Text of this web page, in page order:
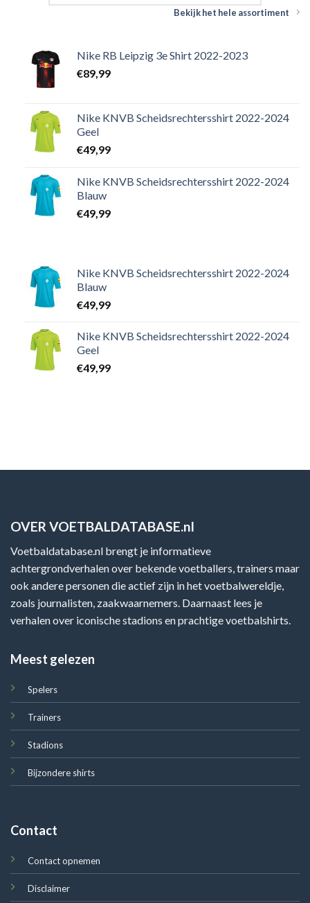
Bekijk het hele assortiment
Nike RB Leipzig 3e Shirt 2022-2023
€89,99
Nike KNVB Scheidsrechtersshirt 2022-2024
Geel
€49,99
Nike KNVB Scheidsrechtersshirt 2022-2024
Blauw
€49,99
Nike KNVB Scheidsrechtersshirt 2022-2024
Blauw
€49,99
Nike KNVB Scheidsrechtersshirt 2022-2024
Geel
€49,99
OVER VOETBALDATABASE.nl
Voetbaldatabase.nl brengt je informatieve
achtergrondverhalen over bekende voetballers, trainers maar
ook andere personen die actief zijn in het voetbalwereldje,
zoals journalisten, zaakwaarnemers. Daarnaast lees je
verhalen over iconische stadions en prachtige voetbalshirts.
Meest gelezen
Spelers
Trainers
Stadions
Bijzondere shirts
Contact
Contact opnemen
Disclaimer